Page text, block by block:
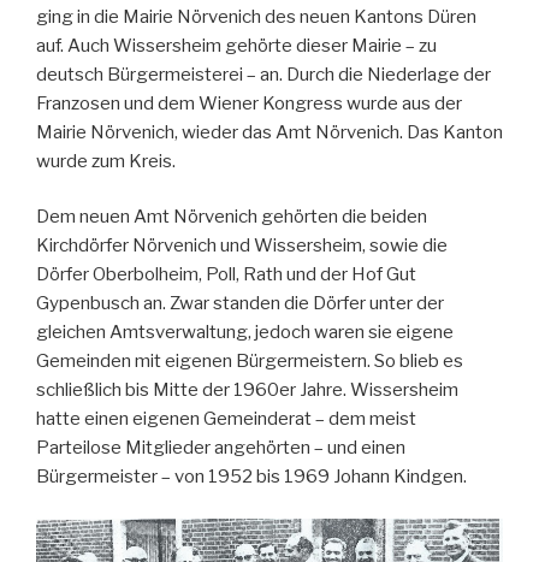
ging in die Mairie Nörvenich des neuen Kantons Düren
auf. Auch Wissersheim gehörte dieser Mairie – zu
deutsch Bürgermeisterei – an. Durch die Niederlage der
Franzosen und dem Wiener Kongress wurde aus der
Mairie Nörvenich, wieder das Amt Nörvenich. Das Kanton
wurde zum Kreis.
Dem neuen Amt Nörvenich gehörten die beiden
Kirchdörfer Nörvenich und Wissersheim, sowie die
Dörfer Oberbolheim, Poll, Rath und der Hof Gut
Gypenbusch an. Zwar standen die Dörfer unter der
gleichen Amtsverwaltung, jedoch waren sie eigene
Gemeinden mit eigenen Bürgermeistern. So blieb es
schließlich bis Mitte der 1960er Jahre. Wissersheim
hatte einen eigenen Gemeinderat – dem meist
Parteilose Mitglieder angehörten – und einen
Bürgermeister – von 1952 bis 1969 Johann Kindgen.